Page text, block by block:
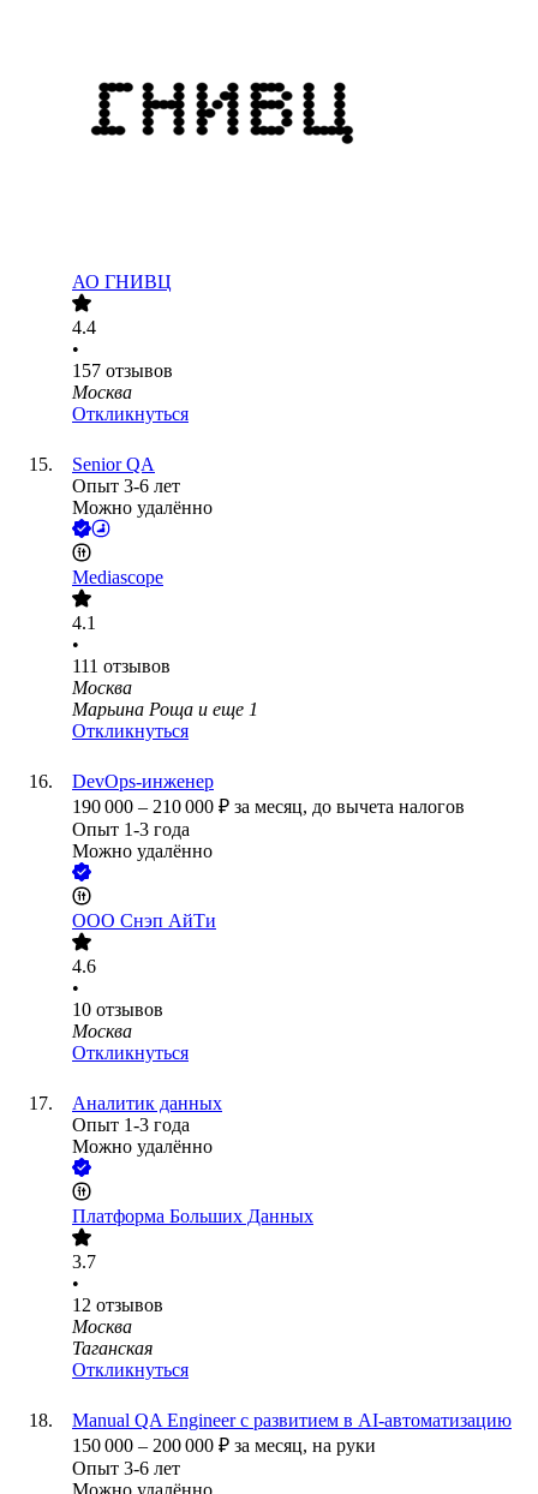
АО ГНИВЦ
4.4
•
157 отзывов
Москва
Откликнуться
Senior QA
Опыт 3-6 лет
Можно удалённо
Mediascope
4.1
•
111 отзывов
Москва
Марьина Роща и еще 1
Откликнуться
DevOps-инженер
190 000 – 210 000 ₽ за месяц, до вычета налогов
Опыт 1-3 года
Можно удалённо
ООО Снэп АйТи
4.6
•
10 отзывов
Москва
Откликнуться
Аналитик данных
Опыт 1-3 года
Можно удалённо
Платформа Больших Данных
3.7
•
12 отзывов
Москва
Таганская
Откликнуться
Manual QA Engineer с развитием в AI-автоматизацию
150 000 – 200 000 ₽ за месяц, на руки
Опыт 3-6 лет